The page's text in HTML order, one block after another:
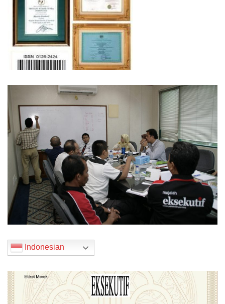
Indonesian